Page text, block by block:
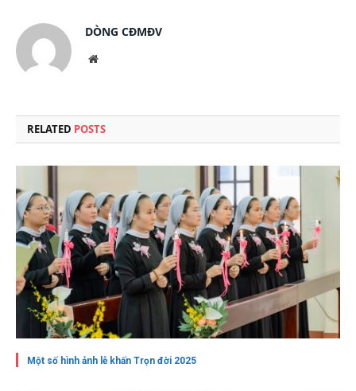
DÒNG CĐMĐV
Website
RELATED POSTS
Một số hình ảnh lễ khấn Trọn đời 2025